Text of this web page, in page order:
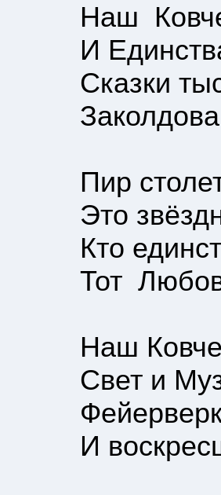
Наш
И
Сказки
Пир
Это
Кто
Тот
Наш
Свет и
И